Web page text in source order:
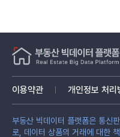
이용약관 개인정보 처리
부동산 빅데이터 플랫폼은 통신
로, 데이터 상품의 거래에 대한